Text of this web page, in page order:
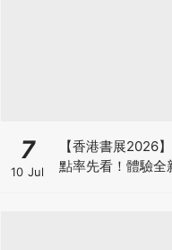
7
10 Jul
【香港書展2026
點率先看！體驗全